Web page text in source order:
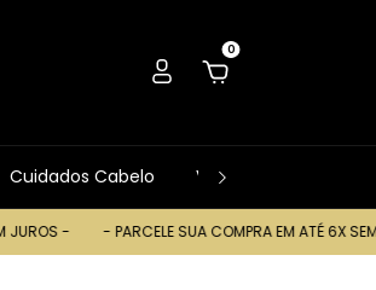
0
Cuidados Cabelo Ver Tudo
- PARCELE SUA COMPRA EM ATÉ 6X SEM JUROS -